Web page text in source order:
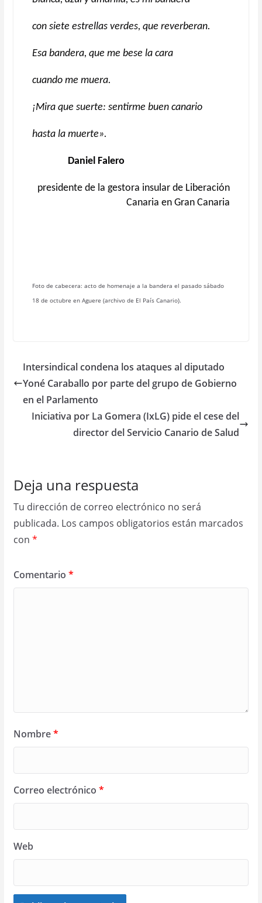
con siete estrellas verdes,que reverberan.
Esa bandera, que me bese la cara
cuando me muera.
¡Mira que suerte: sentirme buen canario
hasta la muerte».
Daniel Falero
presidente de la gestora insular de Liberación
Canaria en Gran Canaria
Foto de cabecera: acto de homenaje a la bandera el pasado sábado
18 de octubre en Aguere (archivo de El País Canario).
Intersindical condena los ataques al diputado
Yoné Caraballo por parte del grupo de Gobierno
en el Parlamento
Iniciativa por La Gomera (IxLG) pide el cese del
director del Servicio Canario de Salud
Deja una respuesta
Tu dirección de correo electrónico no será
publicada. Los campos obligatorios están marcados
con *
Comentario *
Nombre*
Correo electrónico *
Web